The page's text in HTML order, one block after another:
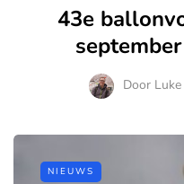
43e
Door Luke
NIEUWS